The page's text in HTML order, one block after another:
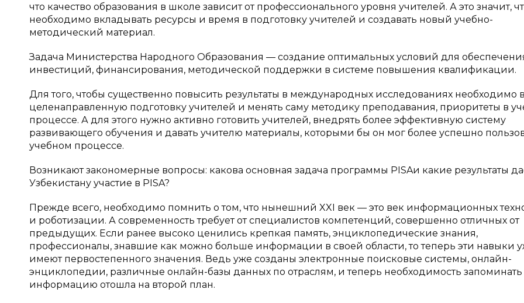
что качество образования в школе зависит от профессионального уровня учителей. А это значит,
необходимо вкладывать ресурсы и время в подготовку учителей и создавать новый учебно-
методический материал.
Задача Министерства Народного Образования — создание оптимальных условий для
инвестиций, финансирования, методической поддержки в системе повышения квалификации.
Для того, чтобы существенно повысить результаты в международных исследованиях необходимо
целенаправленную подготовку учителей и менять саму методику преподавания, приоритеты в
процессе. А для этого нужно активно готовить учителей, внедрять более эффективную систему
развивающего обучения и давать учителю материалы, которыми бы он мог более успешно
учебном процессе.
Возникают закономерные вопросы: какова основная задача программы PISAи какие результаты
Узбекистану участие в PISA?
Прежде всего, необходимо помнить о том, что нынешний XXI век — это век информационных
и роботизации. А современность требует от специалистов компетенций, совершенно отличных от
предыдущих. Если ранее высоко ценились крепкая память, энциклопедические знания,
профессионалы, знавшие как можно больше информации в своей области, то теперь эти навыки
имеют первостепенного значения. Ведь уже созданы электронные поисковые системы, онлайн-
энциклопедии, различные онлайн-базы данных по отраслям, и теперь необходимость запоминать
информацию отошла на второй план.